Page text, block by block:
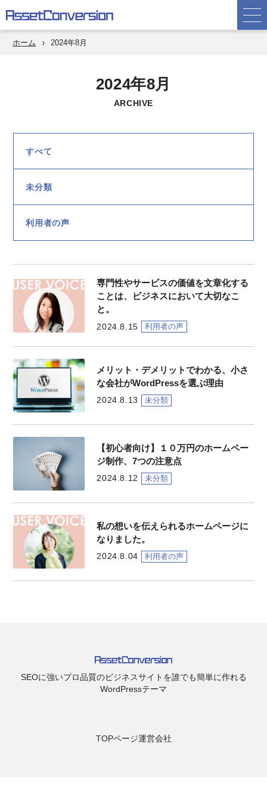
ホーム 2024年8月
2024年8月
ARCHIVE
すべて
未分類
利用者の声
専門性やサービスの価値を文章化する
ことは、ビジネスにおいて大切なこ
と。
2024.8.15 利用者の声
メリット・デメリットでわかる、小さ
な会社がWordPressを選ぶ理由
2024.8.13 未分類
【初心者向け】１０万円のホームペー
ジ制作、7つの注意点
2024.8.12 未分類
私の想いを伝えられるホームページに
なりました。
2024.8.04 利用者の声
SEOに強いプロ品質のビジネスサイトを誰でも簡単に作れる
WordPressテーマ
TOPページ運営会社